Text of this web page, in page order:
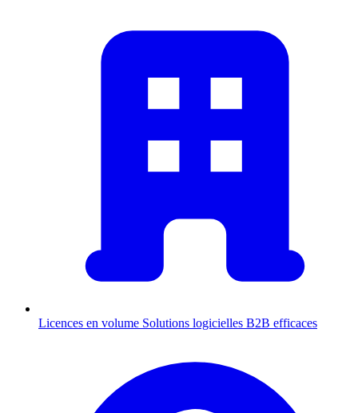
Licences en volume Solutions logicielles B2B efficaces